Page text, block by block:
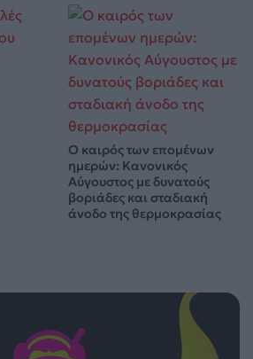
Ο καιρός των επομένων
ημερών: Κανονικός
Αύγουστος με δυνατούς
βοριάδες και σταδιακή
άνοδο της θερμοκρασίας